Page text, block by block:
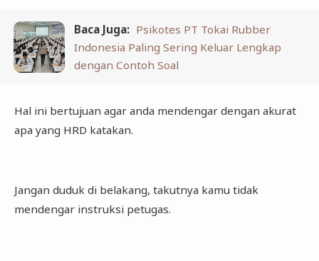
Baca Juga: Psikotes PT Tokai Rubber
Indonesia Paling Sering Keluar Lengkap
dengan Contoh Soal
Hal ini bertujuan agar anda mendengar dengan akurat
apa yang HRD katakan.
Jangan duduk di belakang, takutnya kamu tidak
mendengar instruksi petugas.